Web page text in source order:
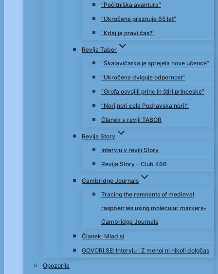
“Počitniška avantura”
“Ukročena praznuje 65 let”
“Kdaj je pravi čas?”
Revija Tabor
“Škalavičarka je sprejela nove učence”
“Ukročena dviguje odpornost”
“Grofa osvojili princ in štiri princeske”
“Nori,nori cela Podravska nori!”
Članek v reviji TABOR
Revija Story
Intervju v reviji Story
Revija Story – Club 466
Cambridge Journals
Tracing the remnants of medieval
raspberries using molecular markers-
Cambridge Journals
Članek: Mlad.si
GOVORI.SE: Intervju : Z menoj ni nikoli dolgčas
Opozorila